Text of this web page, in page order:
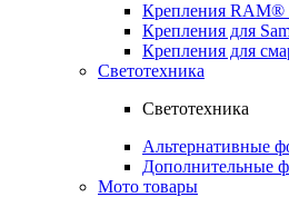
Крепления RAM®
Крепления для
Крепления для
Светотехника
Светотехника
Альтернативные
Дополнительные
Мото товары